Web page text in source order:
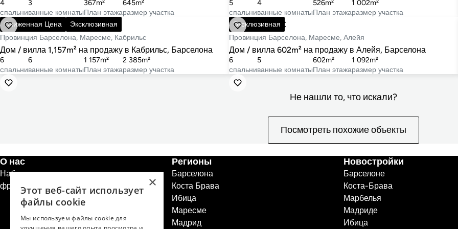
cпальни
4
ванные комнаты
3
План этажа
367m²
размер участка
645m²
cпальни
5
ванные комнаты
4
План этажа
526m²
размер участка
1 002m²
Сниженная Цена Эксклюзивная
1 490 000 €
Провинция Барселона, Маресме, Кабрильс
Дом / вилла 1,157m² на продажу в Кабрильс, Барселона
cпальни
6
ванные комнаты
6
План этажа
1 157m²
размер участка
2 385m²
Эксклюзивная
1 750 000 €
Провинция Барселона, Маресме, Алейя
Дом / вилла 602m² на продажу в Алейя, Барселона
cпальни
6
ванные комнаты
5
План этажа
602m²
размер участка
1 092m²
Не нашли то, что искали?
Посмотреть похожие объекты
О нас
Набор персонала
франшизы недвижимости
Регионы
Барселона
Коста Брава
Ибица
Маресме
Мадрид
Новостройки
Барселоне
Коста-Брава
Марбелья
Мадриде
Ибица
×
Этот веб-сайт использует
файлы cookie
Мы используем файлы cookie для